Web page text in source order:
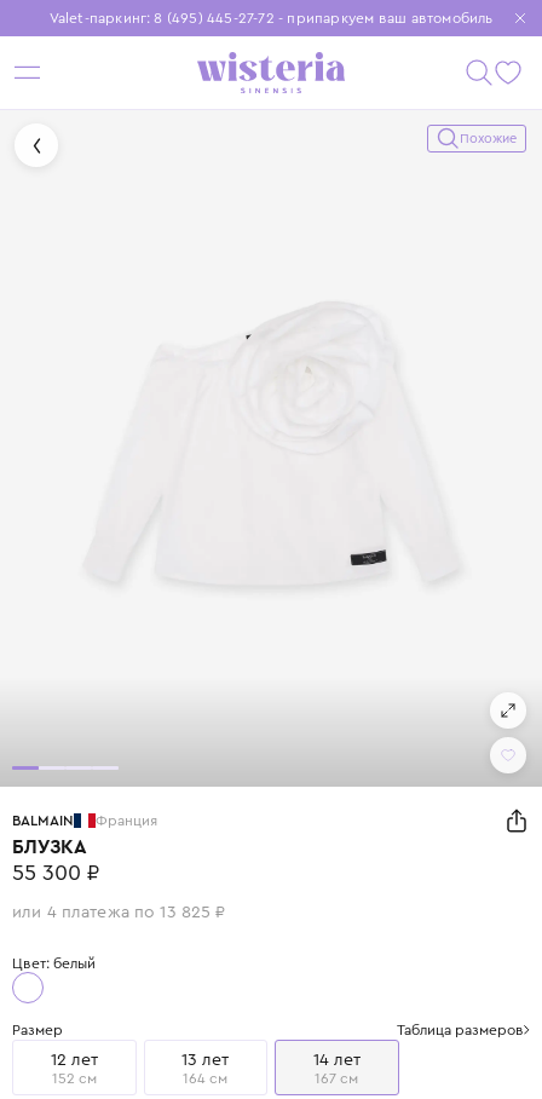
Valet-паркинг: 8 (495) 445-27-72 - припаркуем ваш автомобиль
Бесплатная доставка при заказе от 15 000 ₽
Установите приложение, чтобы покупки были еще удобнее
Похожие
BALMAIN Франция
БЛУЗКА
55 300 ₽
или 4 платежа по 13 825 ₽
Цвет: белый
Размер Таблица размеров
12 лет
152 см
13 лет
164 см
14 лет
167 см